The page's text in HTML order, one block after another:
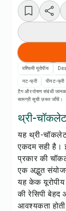
पश्चिमी यूरोपीय
नट-फ्री पीनट-फ्री
टैग और पोषण संबंधी
सामग्री सूची ज़रूर जाँचें।
थ्री-
यह थ्री-
एकदम सही है।
प्रकार की
एक अद्भुत
यह केक
की रेसिपी
आवश्यकता